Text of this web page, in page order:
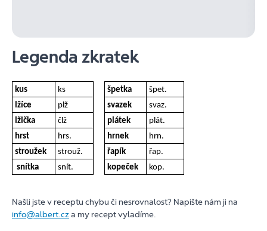
Legenda zkratek
kus ks špetka
špet.
lžíce
plž svazek
svaz.
lžička
člž plátek
plát.
hrst
hrs. hrnek
hrn.
stroužek
strouž. řapík
řap.
snítka
snít. kopeček kop.
Našli jste v receptu chybu či nesrovnalost? Napište nám ji na
info@albert.cza my recept vyladíme.